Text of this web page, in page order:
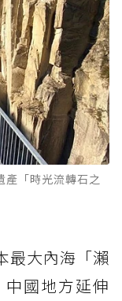
產「時光流轉石之
最大內海「瀨
中國地方延伸